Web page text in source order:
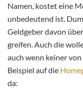
Namen, kostet eine
unbedeutend ist.
Geldgeber davon
greifen. Auch die
auch wenn keiner
Beispiel auf die
da: